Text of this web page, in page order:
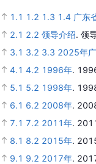
1.1 1.2 1.3 1.4 广东
2.1 2.2 领导介绍. 领
3.1 3.2 3.3 2025年
4.1 4.2 1996年.
5.1 5.2 1998年.
6.1 6.2 2008年.
7.1 7.2 2011年.
8.1 8.2 2015年.
9.1 9.2 2017年.